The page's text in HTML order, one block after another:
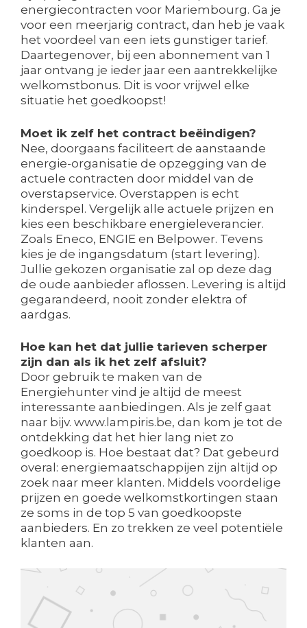
energiecontracten voor Mariembourg. Ga je
voor een meerjarig contract, dan heb je vaak
het voordeel van een iets gunstiger tarief.
Daartegenover, bij een abonnement van 1
jaar ontvang je ieder jaar een aantrekkelijke
welkomstbonus. Dit is voor vrijwel elke
situatie het goedkoopst!
Moet ik zelf het contract beëindigen?
Nee, doorgaans faciliteert de aanstaande
energie-organisatie de opzegging van de
actuele contracten door middel van de
overstapservice. Overstappen is echt
kinderspel. Vergelijk alle actuele prijzen en
kies een beschikbare energieleverancier.
Zoals Eneco, ENGIE en Belpower. Tevens
kies je de ingangsdatum (start levering).
Jullie gekozen organisatie zal op deze dag
de oude aanbieder aflossen. Levering is altijd
gegarandeerd, nooit zonder elektra of
aardgas.
Hoe kan het dat jullie tarieven scherper
zijn dan als ik het zelf afsluit?
Door gebruik te maken van de
Energiehunter vind je altijd de meest
interessante aanbiedingen. Als je zelf gaat
naar bijv. www.lampiris.be, dan kom je tot de
ontdekking dat het hier lang niet zo
goedkoop is. Hoe bestaat dat? Dat gebeurd
overal: energiemaatschappijen zijn altijd op
zoek naar meer klanten. Middels voordelige
prijzen en goede welkomstkortingen staan
ze soms in de top 5 van goedkoopste
aanbieders. En zo trekken ze veel potentiële
klanten aan.